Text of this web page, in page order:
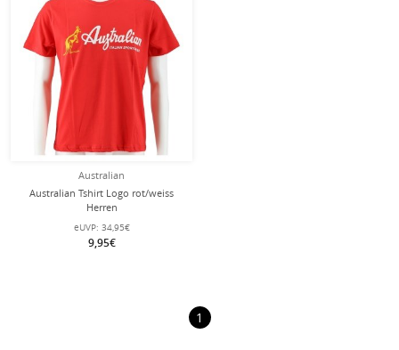
Australian
Australian Tshirt Logo rot/weiss
Herren
eUVP: 34,95€
9,95€
1